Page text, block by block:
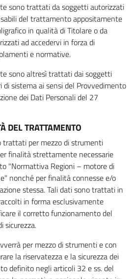
sono trattati da soggetti autorizzati
del trattamento appositamente
in qualità di Titolare o da
ad accedervi in forza di
e normative.
sono altresì trattati dai soggetti
sistema ai sensi del Provvedimento
dei Dati Personali del 27
DEL TRATTAMENTO
trattati per mezzo di strumenti
finalità strettamente necessarie
"Normattiva Regioni – motore di
nonché per finalità connesse e/o
stessa. Tali dati sono trattati in
in forma esclusivamente
il corretto funzionamento del
sicurezza.
per mezzo di strumenti e con
la riservatezza e la sicurezza dei
definito negli articoli 32 e ss. del